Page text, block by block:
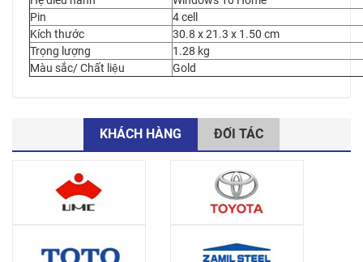
Pin
4 cell
Kích thước
30.8 x 21.3 x 1.50 cm
Trọng lượng
1.28 kg
Màu sắc/ Chất liệu
Gold
KHÁCH HÀNG ĐỐI TÁC